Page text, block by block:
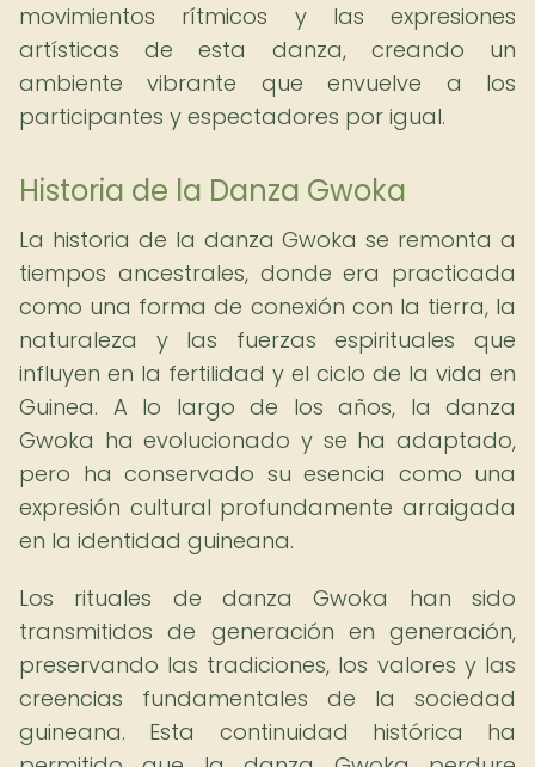
movimientos rítmicos y las expresiones
artísticas de esta danza, creando un
ambiente vibrante que envuelve a los
participantes y espectadores por igual.
Historia de la Danza Gwoka
La historia de la danza Gwoka se remonta a
tiempos ancestrales, donde era practicada
como una forma de conexión con la tierra, la
naturaleza y las fuerzas espirituales que
influyen en la fertilidad y el ciclo de la vida en
Guinea. A lo largo de los años, la danza
Gwoka ha evolucionado y se ha adaptado,
pero ha conservado su esencia como una
expresión cultural profundamente arraigada
en la identidad guineana.
Los rituales de danza Gwoka han sido
transmitidos de generación en generación,
preservando las tradiciones, los valores y las
creencias fundamentales de la sociedad
guineana. Esta continuidad histórica ha